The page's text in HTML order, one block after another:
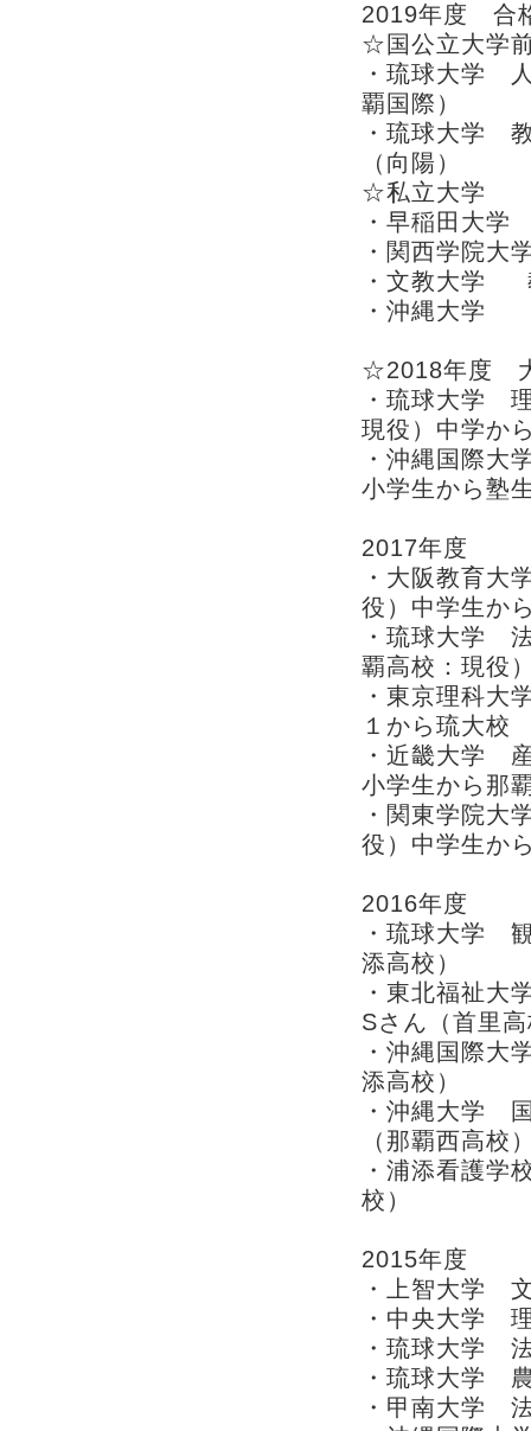
2019年度
☆国公立大学
・琉球大学
覇国際）
・琉球大学
（向陽）
☆私立大学
・早稲田大
・関西学院
・文教大学
・沖縄大学
☆2018年度
・琉球大学
現役）中学か
・沖縄国際
小学生から
2017年度
・大阪教育
役）中学生か
・琉球大学
覇高校：現役
・東京理科
１から琉大校
・近畿大学
小学生から那
・関東学院
役）中学生か
2016年度
・琉球大学
添高校）
・東北福祉
Sさん（首里
・沖縄国際
添高校）
・沖縄大学
（那覇西高校
・浦添看護
校）
2015年度
・上智大学
・中央大学
・琉球大学
・琉球大学
・甲南大学